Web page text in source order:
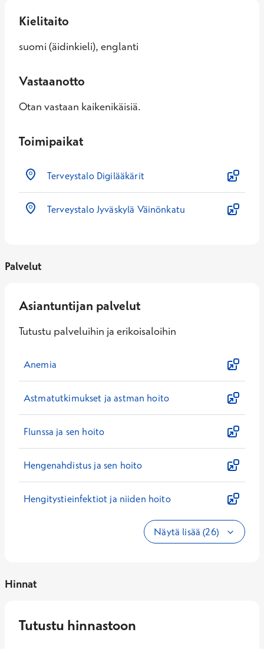
Kielitaito
suomi (äidinkieli), englanti
Vastaanotto
Otan vastaan kaikenikäisiä.
Toimipaikat
Terveystalo Digilääkärit
Terveystalo Jyväskylä Väinönkatu
Palvelut
Asiantuntijan palvelut
Tutustu palveluihin ja erikoisaloihin
Anemia
Astmatutkimukset ja astman hoito
Flunssa ja sen hoito
Hengenahdistus ja sen hoito
Hengitystieinfektiot ja niiden hoito
Näytä lisää (26)
Hinnat
Tutustu hinnastoon